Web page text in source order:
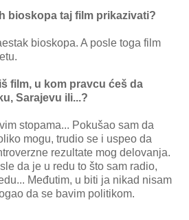
bioskopa taj film prikazivati?
bioskopa. A posle toga film
film, u kom pravcu ćeš da
Sarajevu ili...?
stopama... Pokušao sam da
mogu, trudio se i uspeo da
rezultate mog delovanja.
da je u redu to što sam radio,
Međutim, u biti ja nikad nisam
da se bavim politikom.